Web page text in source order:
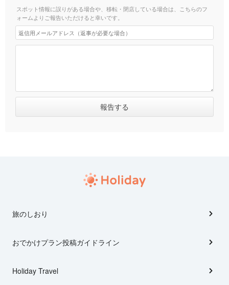
スポット情報に誤りがある場合や、移転・閉店している場合は、こちらのフ
ォームよりご報告いただけると幸いです。
旅のしおり
おでかけプラン投稿ガイドライン
Holiday Travel